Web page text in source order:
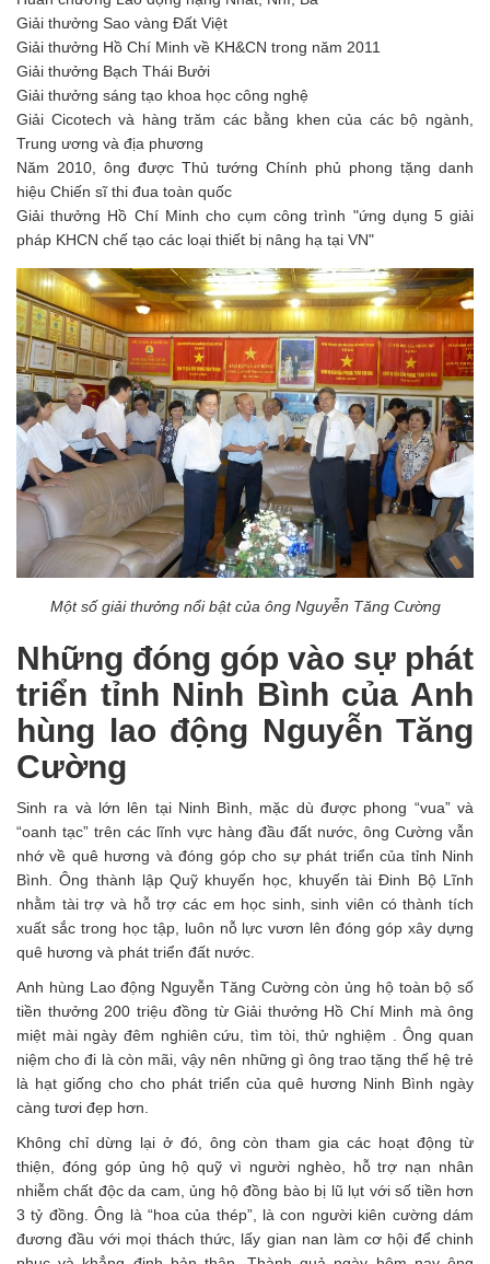
Giải thưởng Sao vàng Đất Việt
Giải thưởng Hồ Chí Minh về KH&CN trong năm 2011
Giải thưởng Bạch Thái Bưởi
Giải thưởng sáng tạo khoa học công nghệ
Giải Cicotech và hàng trăm các bằng khen của các bộ ngành,
Trung ương và địa phương
Năm 2010, ông được Thủ tướng Chính phủ phong tặng danh
hiệu Chiến sĩ thi đua toàn quốc
Giải thưởng Hồ Chí Minh cho cụm công trình "ứng dụng 5 giải
pháp KHCN chế tạo các loại thiết bị nâng hạ tại VN"
Một số giải thưởng nổi bật của ông Nguyễn Tăng Cường
Những đóng góp vào sự phát
triển tỉnh Ninh Bình của Anh
hùng lao động Nguyễn Tăng
Cường
Sinh ra và lớn lên tại Ninh Bình, mặc dù được phong “vua” và
“oanh tạc” trên các lĩnh vực hàng đầu đất nước, ông Cường vẫn
nhớ về quê hương và đóng góp cho sự phát triển của tỉnh Ninh
Bình. Ông thành lập Quỹ khuyến học, khuyến tài Đinh Bộ Lĩnh
nhằm tài trợ và hỗ trợ các em học sinh, sinh viên có thành tích
xuất sắc trong học tập, luôn nỗ lực vươn lên đóng góp xây dựng
quê hương và phát triển đất nước.
Anh hùng Lao động Nguyễn Tăng Cường còn ủng hộ toàn bộ số
tiền thưởng 200 triệu đồng từ Giải thưởng Hồ Chí Minh mà ông
miệt mài ngày đêm nghiên cứu, tìm tòi, thử nghiệm . Ông quan
niệm cho đi là còn mãi, vậy nên những gì ông trao tặng thế hệ trẻ
là hạt giống cho cho phát triển của quê hương Ninh Bình ngày
càng tươi đẹp hơn.
Không chỉ dừng lại ở đó, ông còn tham gia các hoạt động từ
thiện, đóng góp ủng hộ quỹ vì người nghèo, hỗ trợ nạn nhân
nhiễm chất độc da cam, ủng hộ đồng bào bị lũ lụt với số tiền hơn
3 tỷ đồng. Ông là “hoa của thép”, là con người kiên cường dám
đương đầu với mọi thách thức, lấy gian nan làm cơ hội để chinh